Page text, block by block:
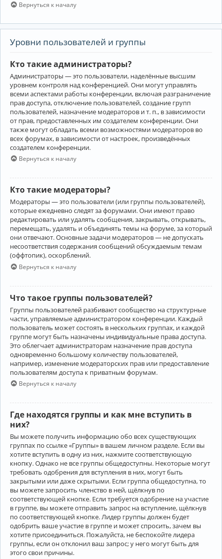
Вернуться к началу
Уровни пользователей и группы
Кто такие администраторы?
Администраторы — это пользователи, наделённые высшим
уровнем контроля над конференцией. Они могут управлять
всеми аспектами работы конференции, включая разграничение
прав доступа, отключение пользователей, создание групп
пользователей, назначение модераторов и т. п., в зависимости
от прав, предоставленных им создателем конференции. Они
также могут обладать всеми возможностями модераторов во
всех форумах, в зависимости от настроек, произведённых
создателем конференции.
Вернуться к началу
Кто такие модераторы?
Модераторы — это пользователи (или группы пользователей),
которые ежедневно следят за форумами. Они имеют право
редактировать или удалять сообщения, закрывать, открывать,
перемещать, удалять и объединять темы на форуме, за который
они отвечают. Основные задачи модераторов — не допускать
несоответствия содержания сообщений обсуждаемым темам
(оффтопик), оскорблений.
Вернуться к началу
Что такое группы пользователей?
Группы пользователей разбивают сообщество на структурные
части, управляемые администратором конференции. Каждый
пользователь может состоять в нескольких группах, и каждой
группе могут быть назначены индивидуальные права доступа.
Это облегчает администраторам назначение прав доступа
одновременно большому количеству пользователей,
например, изменение модераторских прав или предоставление
пользователям доступа к приватным форумам.
Вернуться к началу
Где находятся группы и как мне вступить в
них?
Вы можете получить информацию обо всех существующих
группах по ссылке «Группы» в вашем личном разделе. Если вы
хотите вступить в одну из них, нажмите соответствующую
кнопку. Однако не все группы общедоступны. Некоторые могут
требовать одобрения для вступления в них, могут быть
закрытыми или даже скрытыми. Если группа общедоступна, то
вы можете запросить членство в ней, щёлкнув по
соответствующей кнопке. Если требуется одобрение на участие
в группе, вы можете отправить запрос на вступление, щёлкнув
по соответствующей кнопке. Лидер группы должен будет
одобрить ваше участие в группе и может спросить, зачем вы
хотите присоединиться. Пожалуйста, не беспокойте лидера
группы, если он отклонил ваш запрос; у него могут быть для
этого свои причины.